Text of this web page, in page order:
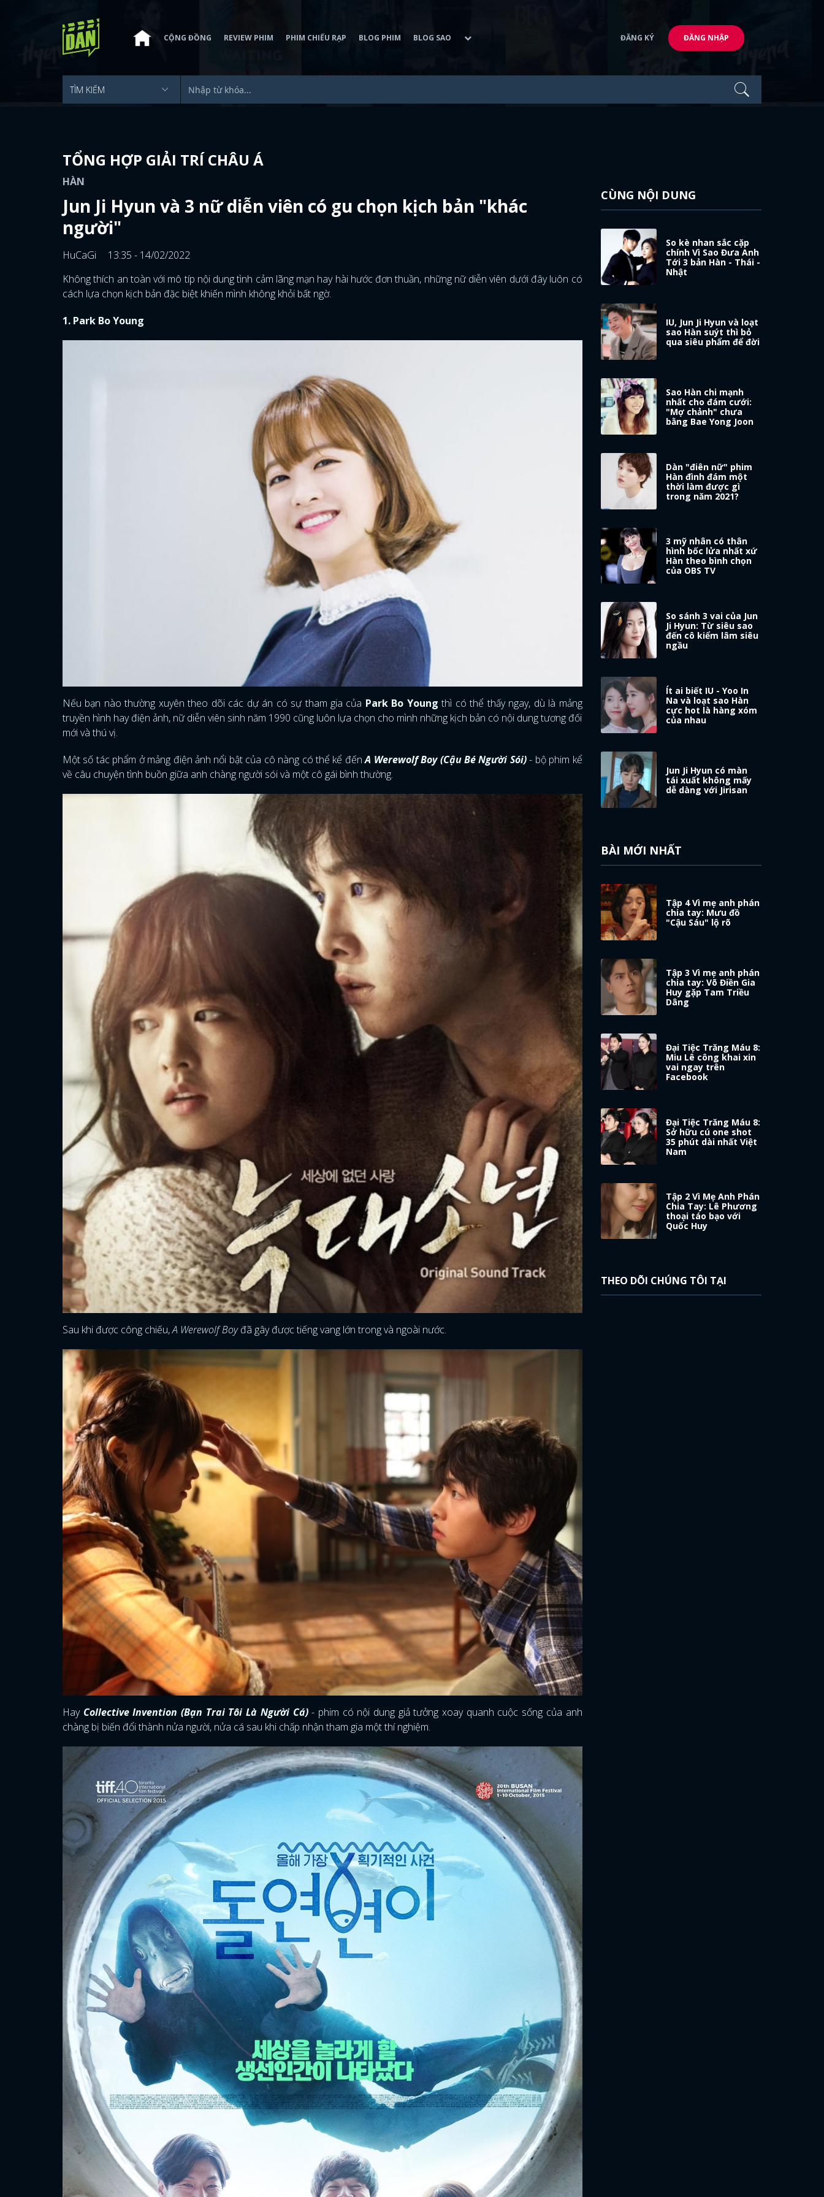
ĐĂNG NHẬP
CỘNG ĐỒNG REVIEW PHIM PHIM CHIẾU RẠP BLOG PHIM BLOG SAO ĐĂNG KÝ ĐĂNG NHẬP
TỔNG HỢP GIẢI TRÍ CHÂU Á
HÀN
Jun Ji Hyun và 3 nữ diễn viên có gu chọn kịch bản "khác
người"
HuCaGi
13:35 - 14/02/2022
Không thích an toàn với mô típ nội dung tình cảm lãng mạn hay hài hước đơn thuần, những nữ diễn viên dưới đây luôn có
cách lựa chọn kịch bản đặc biệt khiến mình không khỏi bất ngờ.
1. Park Bo Young
Nếu bạn nào thường xuyên theo dõi các dự án có sự tham gia của Park Bo Young thì có thể thấy ngay, dù là mảng
truyền hình hay điện ảnh, nữ diễn viên sinh năm 1990 cũng luôn lựa chọn cho mình những kịch bản có nội dung tương đối
mới và thú vị.
Một số tác phẩm ở mảng điện ảnh nổi bật của cô nàng có thể kể đếnA Werewolf Boy (Cậu Bé Người Sói)- bộ phim kể
về câu chuyện tình buồn giữa anh chàng người sói và một cô gái bình thường.
Sau khi được công chiếu,A Werewolf Boyđã gây được tiếng vang lớn trong và ngoài nước.
Hay Collective Invention (Bạn Trai Tôi Là Người Cá)- phim có nội dung giả tưởng xoay quanh cuộc sống của anh
chàng bị biến đổi thành nửa người, nửa cá sau khi chấp nhận tham gia một thí nghiệm.
CÙNG NỘI DUNG
So kè nhan sắc cặp
chính Vì Sao Đưa Anh
Tới 3 bản Hàn - Thái -
Nhật
IU, Jun Ji Hyun và loạt
sao Hàn suýt thì bỏ
qua siêu phẩm để đời
Sao Hàn chi mạnh
nhất cho đám cưới:
"Mợ chảnh" chưa
bằng Bae Yong Joon
Dàn "điên nữ" phim
Hàn đình đám một
thời làm được gì
trong năm 2021?
3 mỹ nhân có thân
hình bốc lửa nhất xứ
Hàn theo bình chọn
của OBS TV
So sánh 3 vai của Jun
Ji Hyun: Từ siêu sao
đến cô kiểm lâm siêu
ngầu
Ít ai biết IU - Yoo In
Na và loạt sao Hàn
cực hot là hàng xóm
của nhau
Jun Ji Hyun có màn
tái xuất không mấy
dễ dàng với Jirisan
BÀI MỚI NHẤT
Tập 4 Vì mẹ anh phán
chia tay: Mưu đồ
"Cậu Sáu" lộ rõ
Tập 3 Vì mẹ anh phán
chia tay: Võ Điền Gia
Huy gặp Tam Triều
Dâng
Đại Tiệc Trăng Máu 8:
Miu Lê công khai xin
vai ngay trên
Facebook
Đại Tiệc Trăng Máu 8:
Sở hữu cú one shot
35 phút dài nhất Việt
Nam
Tập 2 Vì Mẹ Anh Phán
Chia Tay: Lê Phương
thoại táo bạo với
Quốc Huy
THEO DÕI CHÚNG TÔI TẠI